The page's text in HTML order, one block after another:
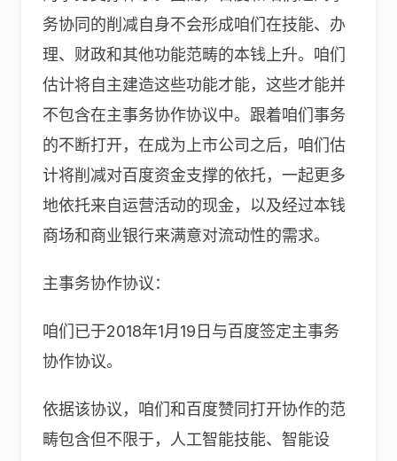
务协同的削减自身不会形成咱们在技能、办
理、财政和其他功能范畴的本钱上升。咱们
估计将自主建造这些功能才能，这些才能并
不包含在主事务协作协议中。跟着咱们事务
的不断打开，在成为上市公司之后，咱们估
计将削减对百度资金支撑的依托，一起更多
地依托来自运营活动的现金，以及经过本钱
商场和商业银行来满意对流动性的需求。
主事务协作协议：
咱们已于2018年1月19日与百度签定主事务
协作协议。
依据该协议，咱们和百度赞同打开协作的范
畴包含但不限于，人工智能技能、智能设